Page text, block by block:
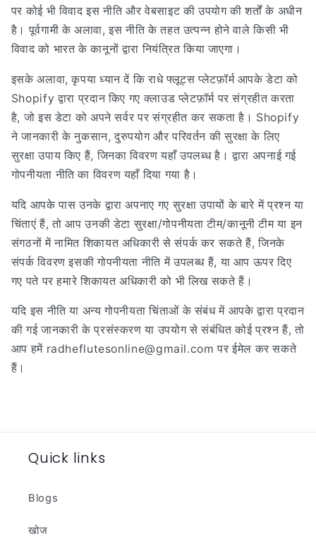
पर कोई भी विवाद इस नीति और वेबसाइट की उपयोग की शर्तों के अधीन
है। पूर्वगामी के अलावा, इस नीति के तहत उत्पन्न होने वाले किसी भी
विवाद को भारत के कानूनों द्वारा नियंत्रित किया जाएगा।
इसके अलावा, कृपया ध्यान दें कि राधे फ्लूट्स प्लेटफ़ॉर्म आपके डेटा को
Shopify द्वारा प्रदान किए गए क्लाउड प्लेटफ़ॉर्म पर संग्रहीत करता
है, जो इस डेटा को अपने सर्वर पर संग्रहीत कर सकता है। Shopify
ने जानकारी के नुकसान, दुरुपयोग और परिवर्तन की सुरक्षा के लिए
सुरक्षा उपाय किए हैं, जिनका विवरण यहाँ उपलब्ध है। द्वारा अपनाई गई
गोपनीयता नीति का विवरण यहाँ दिया गया है।
यदि आपके पास उनके द्वारा अपनाए गए सुरक्षा उपायों के बारे में प्रश्न या
चिंताएं हैं, तो आप उनकी डेटा सुरक्षा/गोपनीयता टीम/कानूनी टीम या इन
संगठनों में नामित शिकायत अधिकारी से संपर्क कर सकते हैं, जिनके
संपर्क विवरण इसकी गोपनीयता नीति में उपलब्ध हैं, या आप ऊपर दिए
गए पते पर हमारे शिकायत अधिकारी को भी लिख सकते हैं।
यदि इस नीति या अन्य गोपनीयता चिंताओं के संबंध में आपके द्वारा प्रदान
की गई जानकारी के प्रसंस्करण या उपयोग से संबंधित कोई प्रश्न हैं, तो
आप हमें radheflutesonline@gmail.com पर ईमेल कर सकते
हैं।
Quick links
Blogs
खोज